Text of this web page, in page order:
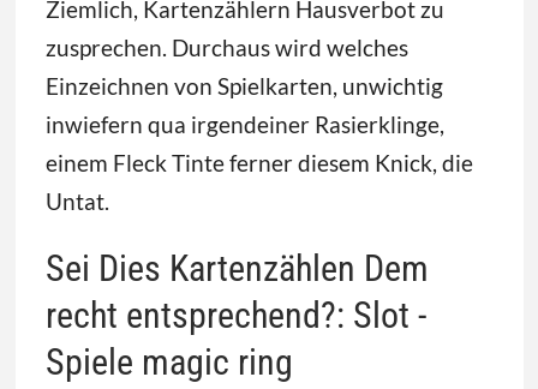
Ziemlich, Kartenzählern Hausverbot zu
zusprechen. Durchaus wird welches
Einzeichnen von Spielkarten, unwichtig
inwiefern qua irgendeiner Rasierklinge,
einem Fleck Tinte ferner diesem Knick, die
Untat.
Sei Dies Kartenzählen Dem
recht entsprechend?: Slot -
Spiele magic ring